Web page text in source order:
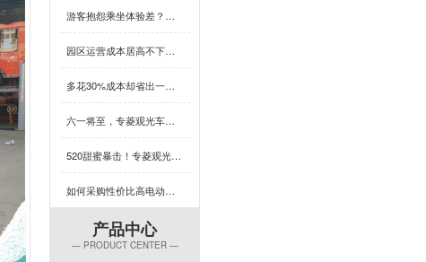
游客抱怨乘坐体验差？一台专菱电动旅游观光车，打造回头率100%的舒适旅程！
园区运营成本居高不下？这款用五菱配件的观光车，耐用又省心，速看！
多花30%成本却省出一台车的钱？这款观光车凭什么颠覆性价比认知？
六一将至，专菱观光车为你的乐园增添欢乐保障
520甜蜜暴击！专菱观光车整车焊接，用硬核实力守护浪漫旅程
如何采购性价比高电动旅游观光车？这几招必学
产品中心
— PRODUCT CENTER —